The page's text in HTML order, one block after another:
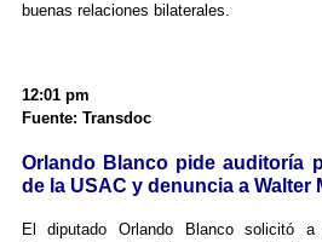
buenas relaciones bilaterales.
12:01 pm
Fuente: Transdoc
Orlando Blanco pide auditoría
de la USAC y denuncia a Walter
El diputado Orlando Blanco solicitó